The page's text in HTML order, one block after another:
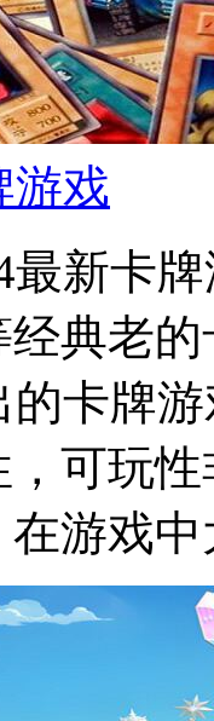
游戏
最新卡
典老
的卡牌
可玩
在游戏